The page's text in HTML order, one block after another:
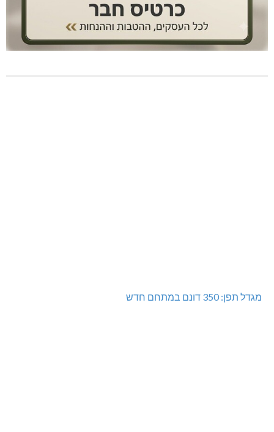
מגדל תפן: 350 דונם במתחם חדש